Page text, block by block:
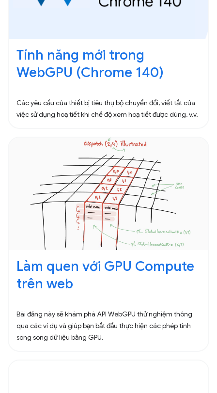
Tính năng mới trong
WebGPU (Chrome 140)
Các yêu cầu của thiết bị tiêu thụ bộ chuyển đổi, viết tắt của
việc sử dụng hoạ tiết khi chế độ xem hoạ tiết được dùng, v.v.
Làm quen với GPU Compute
trên web
Bài đăng này sẽ khám phá API WebGPU thử nghiệm thông
qua các ví dụ và giúp bạn bắt đầu thực hiện các phép tính
song song dữ liệu bằng GPU.